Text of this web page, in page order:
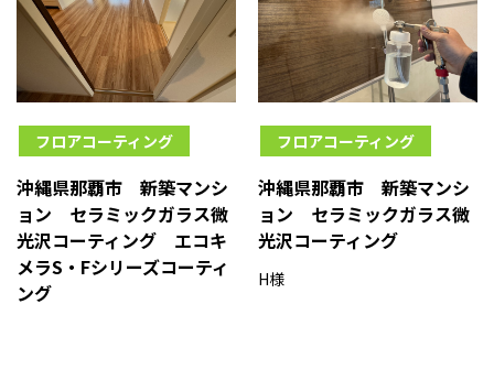
フロアコーティング
沖縄県那覇市 新築マンシ
ョン セラミックガラス微
光沢コーティング エコキ
メラS・Fシリーズコーティ
ング
フロアコーティング
沖縄県那覇市 新築マンシ
ョン セラミックガラス微
光沢コーティング
H様